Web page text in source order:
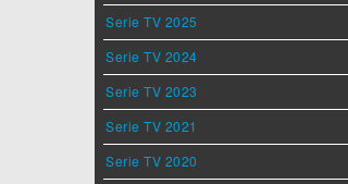
Serie TV 2025
Serie TV 2024
Serie TV 2023
Serie TV 2021
Serie TV 2020